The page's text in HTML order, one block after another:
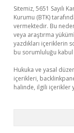
Sitemiz, 5651 Sayılı
Kurumu (BTK)
vermektedir. Bu
veya araştırma
yazdıkları içeriklerin
bu sorumluluğu kabul
Hukuka ve yasal
içerikleri,
halinde, ilgili içerikler